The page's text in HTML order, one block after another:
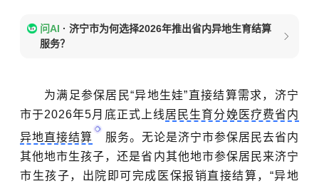
问AI · 济宁市为何选择2026年推出省内异地生育结算
服务？
为满足参保居民“异地生娃”直接结算需求，济宁
市于2026年5月底正式上线居民生育分娩医疗费省内
异地直接结算
服务。无论是济宁市参保居民去省内
其他地市生孩子，还是省内其他地市参保居民来济宁
市生孩子，出院即可完成医保报销直接结算，“异地